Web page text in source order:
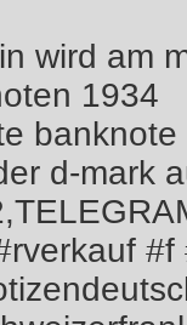
wird am
1934
d-mark